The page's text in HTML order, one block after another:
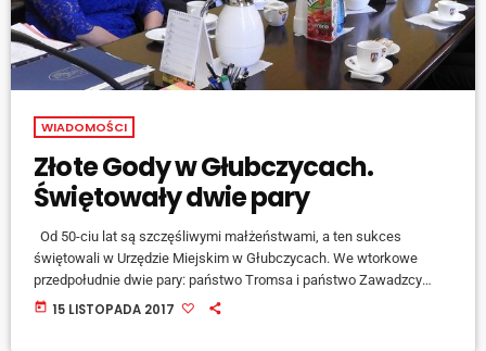
WIADOMOŚCI
Złote Gody w Głubczycach.
Świętowały dwie pary
Od 50-ciu lat są szczęśliwymi małżeństwami, a ten sukces
świętowali w Urzędzie Miejskim w Głubczycach. We wtorkowe
przedpołudnie dwie pary: państwo Tromsa i państwo Zawadzcy
przyjęli gratulacje od władz miasta za długoletnie pożycie
today 15 LISTOPADA 2017